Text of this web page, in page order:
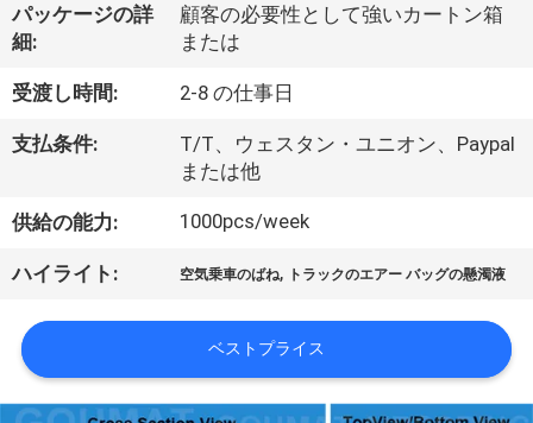
い
て
場
旅
行
品
パッケージの詳
細:
顧客の必要性として強いカートン箱
または
受渡し時間: 2-8 の仕事日
支払条件:
T/T、ウェスタン・ユニオン、Paypal
または他
供給の能力: 1000pcs/week
ハイライト: 空気乗車のばね, トラックのエアー バッグの懸濁液
ベストプライス